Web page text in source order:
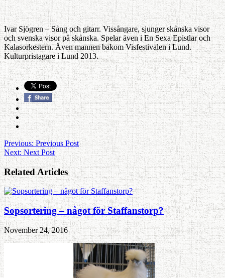
Ivar Sjögren – Sång och gitarr. Vissångare, sjunger skånska visor
och svenska visor på skånska. Spelar även i En Sexa Epistlar och
Kalasorkestern. Även mannen bakom Visfestivalen i Lund.
Kulturpristagare i Lund 2013.
Previous:Previous Post
Next:Next Post
Related Articles
Sopsortering – något för Staffanstorp?
November 24, 2016